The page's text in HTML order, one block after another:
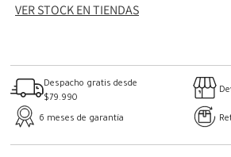
VER STOCK EN TIENDAS
Despacho gratis desde
$79.990
6 meses de garantía